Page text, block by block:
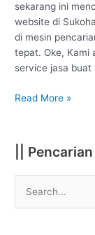
sekarang ini
website di
di mesin
tepat. Oke, Kami
service jasa
Read More »
|| Pencarian